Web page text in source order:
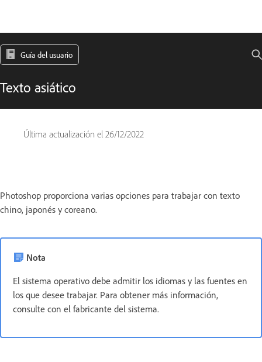
Guía del usuario
Texto asiático
Última actualización el 26/12/2022
Photoshop proporciona varias opciones para trabajar con texto
chino, japonés y coreano.
Nota
El sistema operativo debe admitir los idiomas y las fuentes en
los que desee trabajar. Para obtener más información,
consulte con el fabricante del sistema.